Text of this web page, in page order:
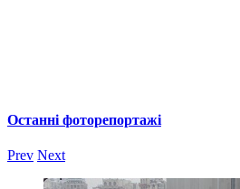
Останні фоторепортажі
Prev Next